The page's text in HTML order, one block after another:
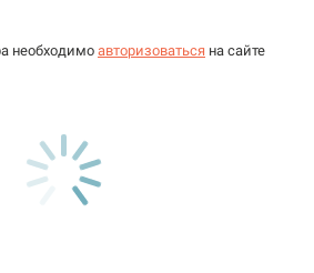
необходимо авторизоваться на сайте